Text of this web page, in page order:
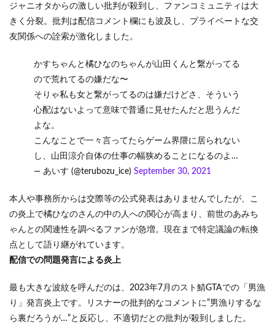
ジャニオタからの激しい批判が殺到し、ファンコミュニティは大
きく分裂。批判は配信コメント欄にも波及し、プライベートな交
友関係への詮索が激化しました。
かすちゃんと橘ひなのちゃんが山田くんと繋がってる
ので荒れてるの嫌だな〜
そりゃ私も女と繋がってるのは嫌だけどさ、そういう
心配はないよって意味で普通に見せたんだと思うんだ
よな。
こんなことで一々言ってたらゲーム界隈に居られない
し、山田涼介自体の仕事の幅狭めることになるのよ…
— あいす (@terubozu_ice) September 30, 2021
本人や事務所からは交際等の公式発表はありませんでしたが、こ
の炎上で橘ひなのさんの中の人への関心が高まり、前世のあみち
ゃんとの関連性を調べるファンが急増。現在まで特定議論の転換
点として語り継がれています。
配信での問題発言による炎上
最も大きな波紋を呼んだのは、2023年7月のスト鯖GTAでの「男漁
り」発言炎上です。リスナーの批判的なコメントに”男漁りするな
ら裏だろうが…”と反応し、不適切だとの批判が殺到しました。